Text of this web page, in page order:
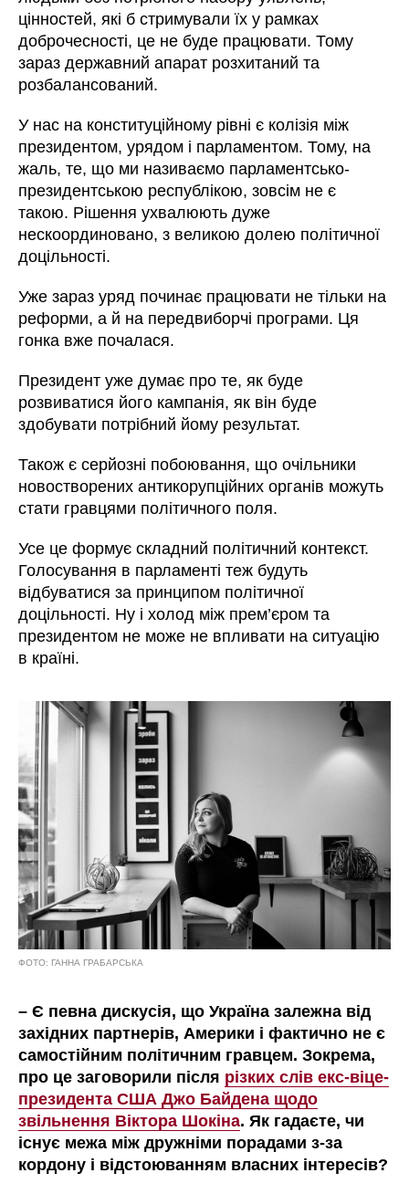
цінностей, які б стримували їх у рамках
доброчесності, це не буде працювати. Тому
зараз державний апарат розхитаний та
розбалансований.
У нас на конституційному рівні є колізія між
президентом, урядом і парламентом. Тому, на
жаль, те, що ми називаємо парламентсько-
президентською республікою, зовсім не є
такою. Рішення ухвалюють дуже
нескоординовано, з великою долею політичної
доцільності.
Уже зараз уряд починає працювати не тільки на
реформи, а й на передвиборчі програми. Ця
гонка вже почалася.
Президент уже думає про те, як буде
розвиватися його кампанія, як він буде
здобувати потрібний йому результат.
Також є серйозні побоювання, що очільники
новостворених антикорупційних органів можуть
стати гравцями політичного поля.
Усе це формує складний політичний контекст.
Голосування в парламенті теж будуть
відбуватися за принципом політичної
доцільності. Ну і холод між прем’єром та
президентом не може не впливати на ситуацію
в країні.
ФОТО: ГАННА ГРАБАРСЬКА
– Є певна дискусія, що Україна залежна від
західних партнерів, Америки і фактично не є
самостійним політичним гравцем. Зокрема,
про це заговорили після різких слів екс-віце-
президента США Джо Байдена щодо
звільнення Віктора Шокіна. Як гадаєте, чи
існує межа між дружніми порадами з-за
кордону і відстоюванням власних інтересів?